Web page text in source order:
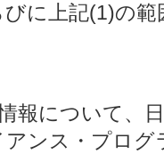
に上記(1)の
報について、
アンス・プロ